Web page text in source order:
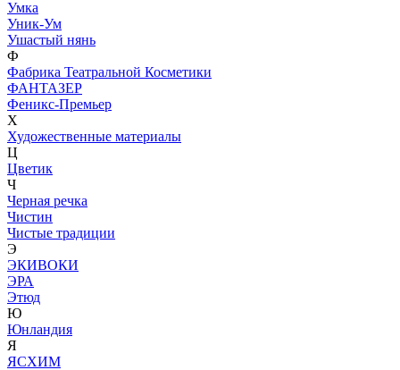
Умка
Уник-Ум
Ушастый нянь
Ф
Фабрика Театральной Косметики
ФАНТАЗЕР
Феникс-Премьер
Х
Художественные материалы
Ц
Цветик
Ч
Черная речка
Чистин
Чистые традиции
Э
ЭКИВОКИ
ЭРА
Этюд
Ю
Юнландия
Я
ЯСХИМ